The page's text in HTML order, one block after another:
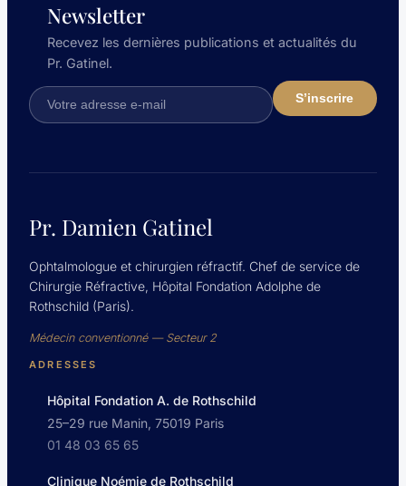
Newsletter
Recevez les dernières publications et actualités du
Pr. Gatinel.
Pr. Damien Gatinel
Ophtalmologue et chirurgien réfractif. Chef de service de
Chirurgie Réfractive, Hôpital Fondation Adolphe de
Rothschild (Paris).
Médecin conventionné — Secteur 2
ADRESSES
Hôpital Fondation A. de Rothschild
25–29 rue Manin, 75019 Paris
01 48 03 65 65
Clinique Noémie de Rothschild